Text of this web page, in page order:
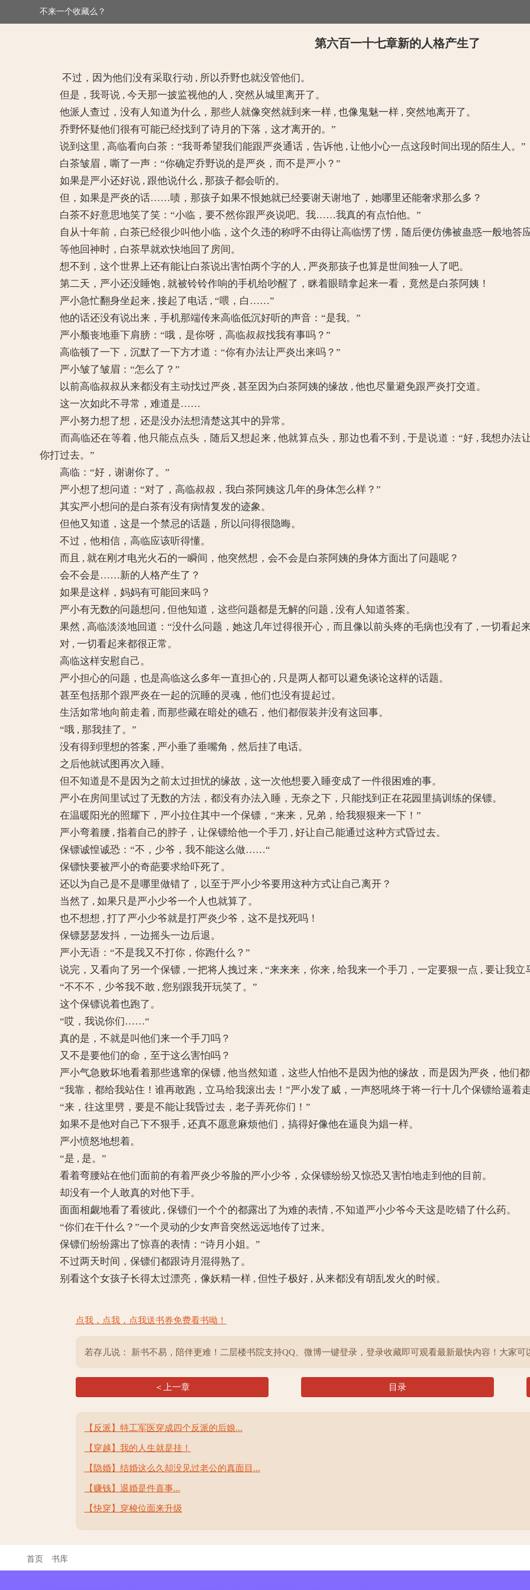
>婚令如山：撩妻boss霸道宠
第六百一十七章新的人格产生了
不过，因为他们没有采取行动 , 所以乔野也就没管他们。
但是，我哥说 , 今天那一披监视他的人 , 突然从城里离开了。
他派人查过，没有人知道为什么，那些人就像突然就到来一样 , 也像鬼魅一样 , 突然地离开了。
乔野怀疑他们很有可能已经找到了诗月的下落，这才离开的。”
说到这里 , 高临看向白茶：“我哥希望我们能跟严炎通话，告诉他 , 让他小心一点这段时间出现的陌生人。”
白茶皱眉，嘶了一声：“你确定乔野说的是严炎，而不是严小？”
如果是严小还好说 , 跟他说什么 , 那孩子都会听的。
但，如果是严炎的话……啧，那孩子如果不恨她就已经要谢天谢地了，她哪里还能奢求那么多？
白茶不好意思地笑了笑：“小临，要不然你跟严炎说吧。我……我真的有点怕他。”
自从十年前，白茶已经很少叫他小临，这个久违的称呼不由得让高临愣了愣，随后便仿佛被蛊惑一般地答应
等他回神时，白茶早就欢快地回了房间。
想不到，这个世界上还有能让白茶说出害怕两个字的人 , 严炎那孩子也算是世间独一人了吧。
第二天，严小还没睡饱 , 就被铃铃作响的手机给吵醒了，眯着眼睛拿起来一看，竟然是白茶阿姨！
严小急忙翻身坐起来 , 接起了电话 , “喂，白……”
他的话还没有说出来，手机那端传来高临低沉好听的声音：“是我。”
严小颓丧地垂下肩膀：“哦，是你呀，高临叔叔找我有事吗？”
高临顿了一下，沉默了一下方才道：“你有办法让严炎出来吗？”
严小皱了皱眉：“怎么了？”
以前高临叔叔从来都没有主动找过严炎 , 甚至因为白茶阿姨的缘故 , 他也尽量避免跟严炎打交道。
这一次如此不寻常，难道是……
严小努力想了想，还是没办法想清楚这其中的异常。
而高临还在等着 , 他只能点点头，随后又想起来 , 他就算点头，那边也看不到 , 于是说道：“好 , 我想办法
你打过去。”
高临：“好，谢谢你了。”
严小想了想问道：“对了，高临叔叔，我白茶阿姨这几年的身体怎么样？”
其实严小想问的是白茶有没有病情复发的迹象。
但他又知道，这是一个禁忌的话题，所以问得很隐晦。
不过，他相信，高临应该听得懂。
而且 , 就在刚才电光火石的一瞬间，他突然想，会不会是白茶阿姨的身体方面出了问题呢？
会不会是……新的人格产生了？
如果是这样，妈妈有可能回来吗？
严小有无数的问题想问 , 但他知道，这些问题都是无解的问题 , 没有人知道答案。
果然 , 高临淡淡地回道：“没什么问题，她这几年过得很开心，而且像以前头疼的毛病也没有了 , 一切看起
对 , 一切看起来都很正常。
高临这样安慰自己。
严小担心的问题，也是高临这么多年一直担心的 , 只是两人都可以避免谈论这样的话题。
甚至包括那个跟严炎在一起的沉睡的灵魂，他们也没有提起过。
生活如常地向前走着 , 而那些藏在暗处的礁石，他们都假装并没有这回事。
“哦 , 那我挂了。”
没有得到理想的答案 , 严小垂了垂嘴角，然后挂了电话。
之后他就试图再次入睡。
但不知道是不是因为之前太过担忧的缘故，这一次他想要入睡变成了一件很困难的事。
严小在房间里试过了无数的方法，都没有办法入睡，无奈之下，只能找到正在花园里搞训练的保镖。
在温暖阳光的照耀下，严小拉住其中一个保镖，“来来，兄弟，给我狠狠来一下！”
严小弯着腰 , 指着自己的脖子，让保镖给他一个手刀 , 好让自己能通过这种方式昏过去。
保镖诚惶诚恐：“不，少爷，我不能这么做……“
保镖快要被严小的奇葩要求给吓死了。
还以为自己是不是哪里做错了，以至于严小少爷要用这种方式让自己离开？
当然了 , 如果只是严小少爷一个人也就算了。
也不想想 , 打了严小少爷就是打严炎少爷，这不是找死吗！
保镖瑟瑟发抖，一边摇头一边后退。
严小无语：“不是我又不打你，你跑什么？”
说完，又看向了另一个保镖 , 一把将人拽过来 , “来来来，你来 , 给我来一个手刀，一定要狠一点 , 要让我立
“不不不，少爷我不敢 , 您别跟我开玩笑了。”
这个保镖说着也跑了。
“哎，我说你们……“
真的是，不就是叫他们来一个手刀吗？
又不是要他们的命，至于这么害怕吗？
严小气急败坏地看着那些逃窜的保镖 , 他当然知道，这些人怕他不是因为他的缘故，而是因为严炎，他们都
“我靠，都给我站住！谁再敢跑，立马给我滚出去！”严小发了威，一声怒吼终于将一行十几个保镖给逼着走
“来，往这里劈，要是不能让我昏过去，老子弄死你们！”
如果不是他对自己下不狠手 , 还真不愿意麻烦他们，搞得好像他在逼良为娼一样。
严小愤怒地想着。
“是 , 是。”
看着弯腰站在他们面前的有着严炎少爷脸的严小少爷，众保镖纷纷又惊恐又害怕地走到他的目前。
却没有一个人敢真的对他下手。
面面相觑地看了看彼此 , 保镖们一个个的都露出了为难的表情 , 不知道严小少爷今天这是吃错了什么药。
“你们在干什么？”一个灵动的少女声音突然远远地传了过来。
保镖们纷纷露出了惊喜的表情：“诗月小姐。”
不过两天时间，保镖们都跟诗月混得熟了。
别看这个女孩子长得太过漂亮，像妖精一样 , 但性子极好 , 从来都没有胡乱发火的时候。
点我，点我，点我送书券免费看书呦！
若存儿说： 新书不易，陪伴更难！二层楼书院支持QQ、微博一键登录，登录收藏即可观看最新最快内容！大家可
＜上一章 目录
【反派】特工军医穿成四个反派的后娘...
【穿越】我的人生就是挂！
【隐婚】结婚这么久却没见过老公的真面目...
【赚钱】退婚是件喜事...
【快穿】穿梭位面来升级
不来一个收藏么？
首页 书库